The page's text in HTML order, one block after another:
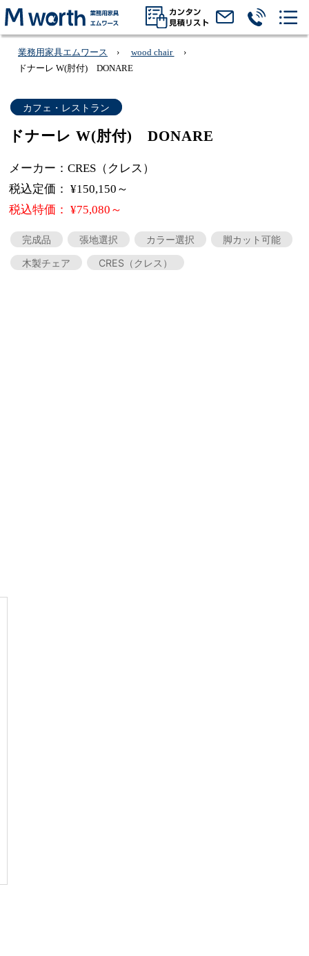
業務用家具エムワース
wood chair
ドナーレ W(肘付) DONARE
カフェ・レストラン
ドナーレ W(肘付) DONARE
メーカー：CRES（クレス）
税込定価： ¥150,150～
税込特価： ¥75,080～
完成品 張地選択 カラー選択
脚カット可能
木製チェア
CRES（クレス）